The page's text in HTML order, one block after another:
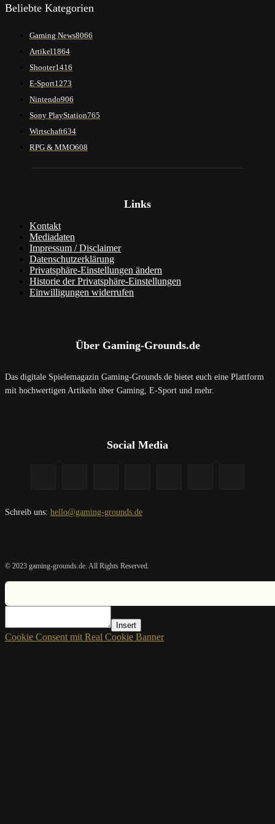
Beliebte Kategorien
Gaming News8066
Artikel1864
Shooter1416
E-Sport1273
Nintendo906
Sony PlayStation765
Wirtschaft634
RPG & MMO608
Links
Kontakt
Mediadaten
Impressum / Disclaimer
Datenschutzerklärung
Privatsphäre-Einstellungen ändern
Historie der Privatsphäre-Einstellungen
Einwilligungen widerrufen
Über Gaming-Grounds.de
Das digitale Spielemagazin Gaming-Grounds.de bietet euch eine Plattform
mit hochwertigen Artikeln über Gaming, E-Sport und mehr.
Social Media
Schreib uns: hello@gaming-grounds.de
© 2023 gaming-grounds.de. All Rights Reserved.
Insert
Cookie Consent mit Real Cookie Banner